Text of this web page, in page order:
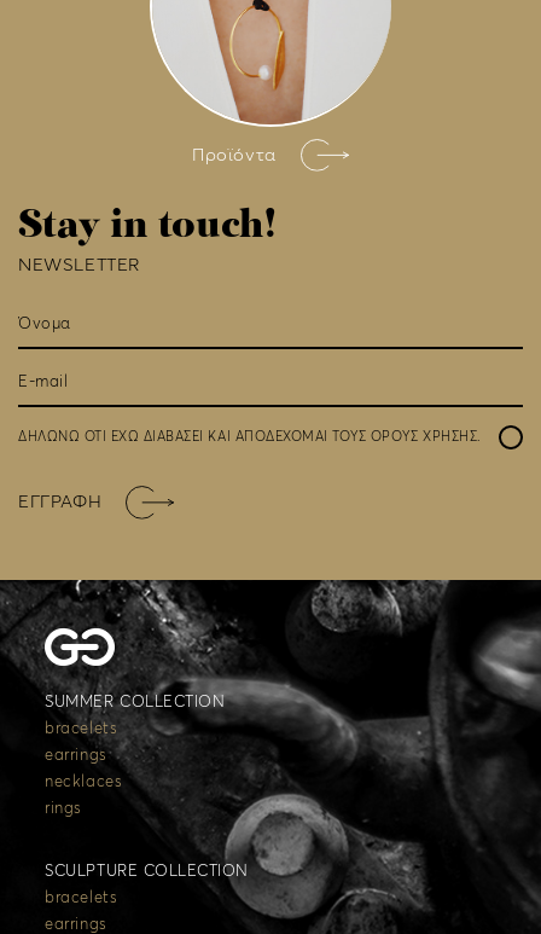
Προϊόντα
Stay in touch!
NEWSLETTER
ΔΗΛΩΝΩ ΟΤΙ ΕΧΩ ΔΙΑΒΑΣΕΙ ΚΑΙ ΑΠΟΔΕΧΟΜΑΙ ΤΟΥΣ ΟΡΟΥΣ ΧΡΗΣΗΣ.
ΕΓΓΡΑΦΗ
SUMMER COLLECTION
bracelets
earrings
necklaces
rings
SCULPTURE COLLECTION
bracelets
earrings